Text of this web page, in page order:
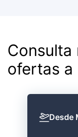
Consulta
ofertas a
Desde